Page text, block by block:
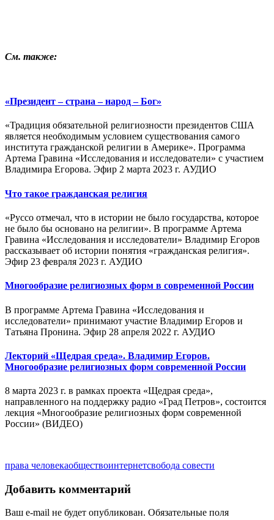
См. также:
«Президент – страна – народ – Бог»
«Традиция обязательной религиозности президентов США
является необходимым условием существования самого
института гражданской религии в Америке». Программа
Артема Гравина «Исследования и исследователи» с участием
Владимира Егорова. Эфир 2 марта 2023 г. АУДИО
Что такое гражданская религия
«Руссо отмечал, что в истории не было государства, которое
не было бы основано на религии». В программе Артема
Гравина «Исследования и исследователи» Владимир Егоров
рассказывает об истории понятия «гражданская религия».
Эфир 23 февраля 2023 г. АУДИО
Многообразие религиозных форм в современной России
В программе Артема Гравина «Исследования и
исследователи» принимают участие Владимир Егоров и
Татьяна Пронина. Эфир 28 апреля 2022 г. АУДИО
Лекторий «Щедрая среда». Владимир Егоров.
Многообразие религиозных форм современной России
8 марта 2023 г. в рамках проекта «Щедрая среда»,
направленного на поддержку радио «Град Петров», состоится
лекция «Многообразие религиозных форм современной
России» (ВИДЕО)
права человекаобществоинтернетсвобода совести
Добавить комментарий
Ваш e-mail не будет опубликован. Обязательные поля